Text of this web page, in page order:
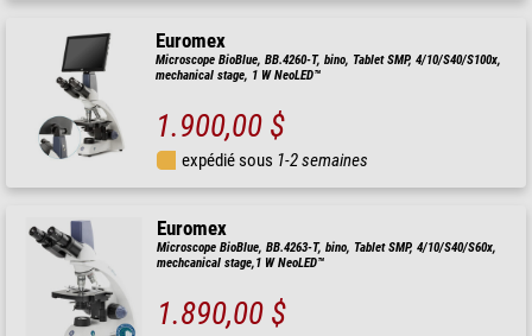
Euromex
Microscope BioBlue, BB.4260-T, bino, Tablet SMP, 4/10/S40/S100x,
mechanical stage, 1 W NeoLED™
1.900,00 $
expédié sous 1-2 semaines
Euromex
Microscope BioBlue, BB.4263-T, bino, Tablet SMP, 4/10/S40/S60x,
mechcanical stage,1 W NeoLED™
1.890,00 $